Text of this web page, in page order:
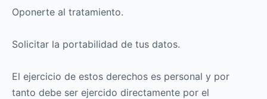
Oponerte al tratamiento.
Solicitar la portabilidad de tus datos.
El ejercicio de estos derechos es personal y por
tanto debe ser ejercido directamente por el